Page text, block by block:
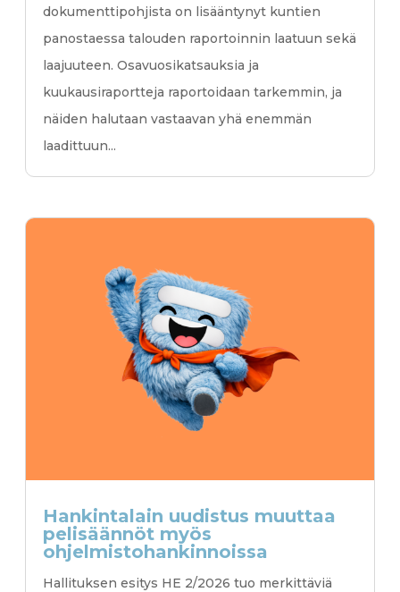
dokumenttipohjista on lisääntynyt kuntien
panostaessa talouden raportoinnin laatuun sekä
laajuuteen. Osavuosikatsauksia ja
kuukausiraportteja raportoidaan tarkemmin, ja
näiden halutaan vastaavan yhä enemmän
laadittuun...
Hankintalain uudistus muuttaa
pelisäännöt myös
ohjelmistohankinnoissa
Hallituksen esitys HE 2/2026 tuo merkittäviä